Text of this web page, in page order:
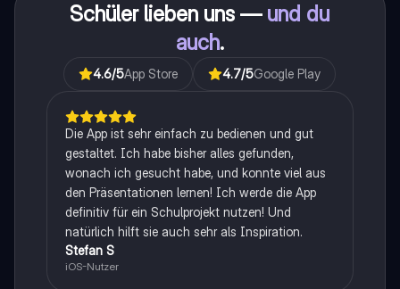
Schüler lieben uns — und du
auch.
4.6/5App Store 4.7/5Google Play
Die App ist sehr einfach zu bedienen und gut
gestaltet. Ich habe bisher alles gefunden,
wonach ich gesucht habe, und konnte viel aus
den Präsentationen lernen! Ich werde die App
definitiv für ein Schulprojekt nutzen! Und
natürlich hilft sie auch sehr als Inspiration.
Stefan S
iOS-Nutzer